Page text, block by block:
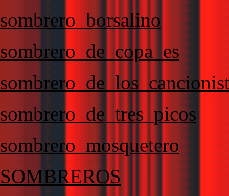
sombrero_borsalino
sombrero_de_copa_es
sombrero_de_tres_picos
sombrero_mosquetero
SOMBREROS